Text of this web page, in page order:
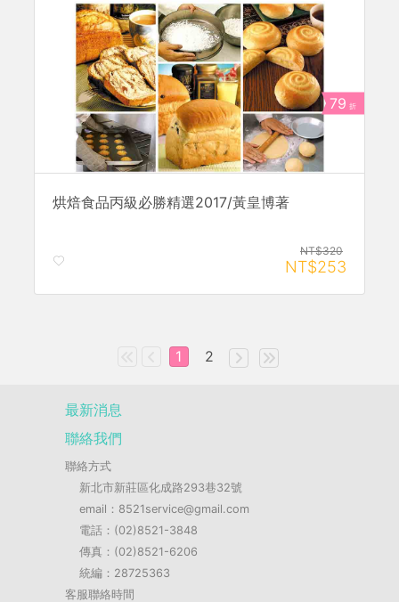
79 折
烘焙食品丙級必勝精選2017/黃皇博著
NT$320
NT$253
1 2
最新消息
聯絡我們
聯絡方式
新北市新莊區化成路293巷32號
email：8521service@gmail.com
電話：(02)8521-3848
傳真：(02)8521-6206
統編：28725363
客服聯絡時間